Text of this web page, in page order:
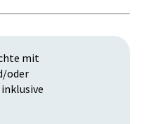
mit
oder